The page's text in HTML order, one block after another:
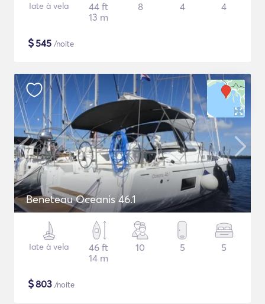
Iate à vela
44 ft
13 m
8 4 4
$545 /noite
Beneteau Oceanis 46.1
Iate à vela
46 ft
14 m
10 5 5
$803 /noite